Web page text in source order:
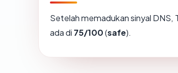
Setelah memadukan sinyal
ada di 75/100(safe).